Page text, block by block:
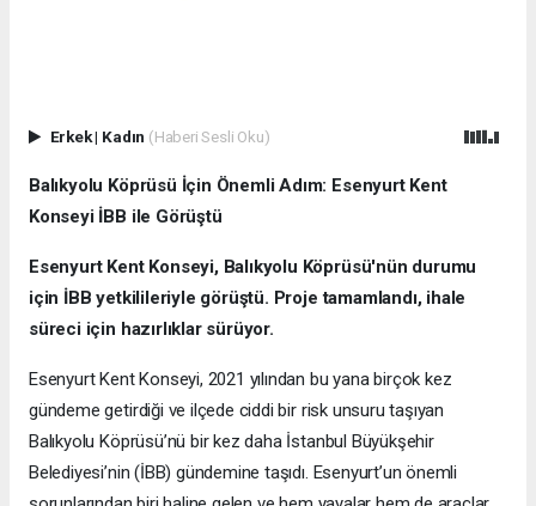
Erkek| Kadın (Haberi Sesli Oku)
Balıkyolu Köprüsü İçin Önemli Adım: Esenyurt Kent
Konseyi İBB ile Görüştü
Esenyurt Kent Konseyi, Balıkyolu Köprüsü'nün durumu
için İBB yetkilileriyle görüştü. Proje tamamlandı, ihale
süreci için hazırlıklar sürüyor.
Esenyurt Kent Konseyi, 2021 yılından bu yana birçok kez
gündeme getirdiği ve ilçede ciddi bir risk unsuru taşıyan
Balıkyolu Köprüsü’nü bir kez daha İstanbul Büyükşehir
Belediyesi’nin (İBB) gündemine taşıdı. Esenyurt’un önemli